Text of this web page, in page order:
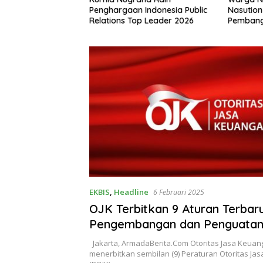
Penghargaan Indonesia Public
Relations Top Leader 2026
EKBIS, Headline 6 Februari 2025
OJK Terbitkan 9 Aturan
Pengembangan dan
Jasa Keuangan
Jakarta, ArmadaBerita.Com Otoritas Jasa
menerbitkan sembilan (9) Peraturan Otoritas